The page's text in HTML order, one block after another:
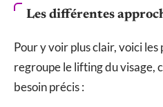
Les différentes
Pour y voir plus clair, voici
regroupe le lifting du visage,
besoin précis :